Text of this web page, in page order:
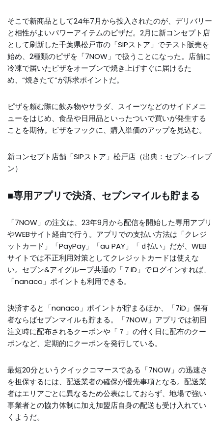
そこで新商品として24年7月から投入されたのが、デリバリー
と相性がよいパワーアイテムのピザだ。2月に新コンセプト店
として刷新した千葉県松戸市の「SIPストア」でテスト販売を
始め、2種類のピザを「7NOW」で扱うことになった。店舗に
冷凍で届いたピザをオーブンで焼き上げすぐに届けるた
め、“焼きたて”が訴求ポイントだ。
ピザを頼む際に飲み物やサラダ、スイーツなどのサイドメニ
ューをはじめ、食品や日用品といったついで買いが発生する
ことを期待。ピザをフックに、購入単価のアップを見込む。
新コンセプト店舗「SIPストア」松戸店（出典：セブン‐イレブ
ン）
■専用アプリで決済、セブンマイルも貯まる
「7NOW」の注文は、23年9月から配信を開始した専用アプリ
やWEBサイト経由で行う。アプリでの支払い方法は「クレジ
ットカード」「PayPay」「au PAY」「ｄ払い」だが、WEB
サイトでは不正利用対策としてクレジットカードは使えな
い。セブン&アイグループ共通の「７iD」でログインすれば、
「nanaco」ポイントも利用できる。
決済すると「nanaco」ポイントが貯まるほか、「7iD」保有
者ならばセブンマイルも貯まる。「7NOW」アプリでは初回
注文時に配布されるクーポンや「７」の付く日に配布のクー
ポンなど、定期的にクーポンを発行している。
最短20分というクイックコマースである「7NOW」の迅速さ
を担保するには、配送業者の確保が優先事項となる。配送業
者はエリアごとに異なるため公表はしておらず、地場で強い
事業者との協力体制に加え加盟店自身の配送も受け入れてい
くようだ。